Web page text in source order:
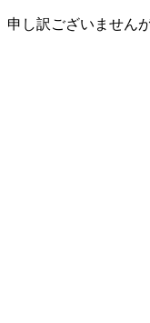
申し訳ございません